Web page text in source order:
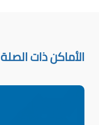
الأماكن ذات الصلة